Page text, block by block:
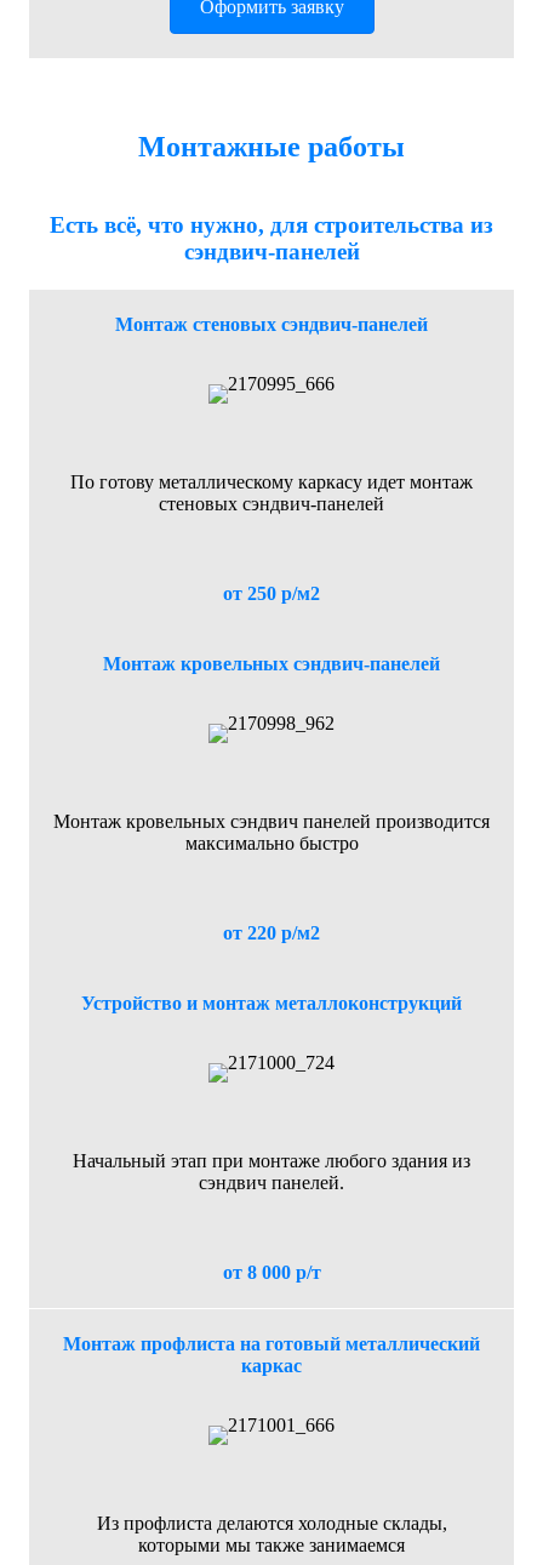
Оформить заявку
Монтажные работы
Есть всё, что нужно, для строительства из
сэндвич-панелей
Монтаж стеновых сэндвич-панелей
По готову металлическому каркасу идет монтаж
стеновых сэндвич-панелей
от 250 р/м2
Монтаж кровельных сэндвич-панелей
Монтаж кровельных сэндвич панелей производится
максимально быстро
от 220 р/м2
Устройство и монтаж металлоконструкций
Начальный этап при монтаже любого здания из
сэндвич панелей.
от 8 000 р/т
Монтаж профлиста на готовый металлический
каркас
Из профлиста делаются холодные склады,
которыми мы также занимаемся